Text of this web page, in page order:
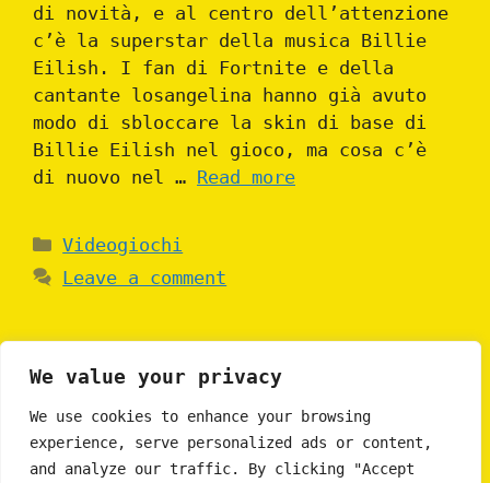
We value your privacy
We use cookies to enhance your browsing
experience, serve personalized ads or content,
and analyze our traffic. By clicking "Accept
di novità, e al centro dell’attenzione
c’è la superstar della musica Billie
Eilish. I fan di Fortnite e della
cantante losangelina hanno già avuto
modo di sbloccare la skin di base di
Billie Eilish nel gioco, ma cosa c’è
di nuovo nel … Read more
Categories
Videogiochi
Leave a comment
Previous PagePage
2 PageNext